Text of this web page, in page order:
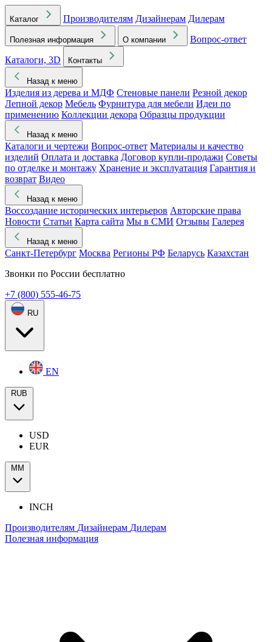
Каталог Производителям Дизайнерам Дилерам
Полезная информация О компании
Вопрос-ответ
Каталоги, 3D
Контакты
Назад к меню
Изделия из дерева и МДФ Стеновые панели Резной декор
Лепной декор Мебель Фурнитура для мебели Идеи по
применению Коллекции декора Образцы продукции
Назад к меню
Каталоги и чертежи Вопрос-ответ Материалы и качество
изделий Оплата и доставка Договор купли-продажи Советы
по отделке и монтажу Хранение и эксплуатация Гарантия и
возврат Видео
Назад к меню
Воссоздание исторических интерьеров Авторские права
Новости Статьи Карта сайта Мы в СМИ Отзывы Галерея
Назад к меню
Санкт-Петербург Москва Регионы РФ Беларусь Казахстан
Звонки по России бесплатно
+7 (800) 555-46-75
RU
EN
RUB
USD
EUR
ММ
INCH
Производителям Дизайнерам Дилерам
Полезная информация